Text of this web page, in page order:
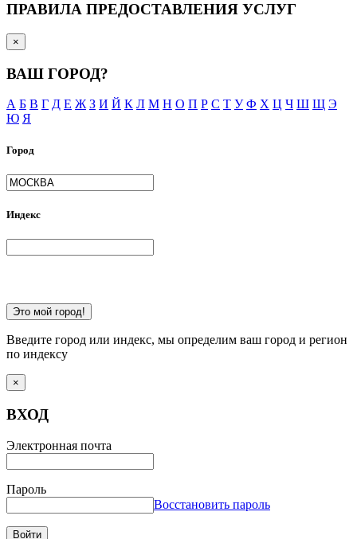
ПРАВИЛА ПРЕДОСТАВЛЕНИЯ УСЛУГ
×
ВАШ ГОРОД?
А Б В Г Д Е Ж З И Й К Л М Н О П Р С Т У Ф Х Ц Ч Ш Щ Э
Ю Я
Город
Индекс
Это мой город!
Введите город или индекс, мы определим ваш город и регион
по индексу
×
ВХОД
Электронная почта
Пароль
Восстановить пароль
Войти